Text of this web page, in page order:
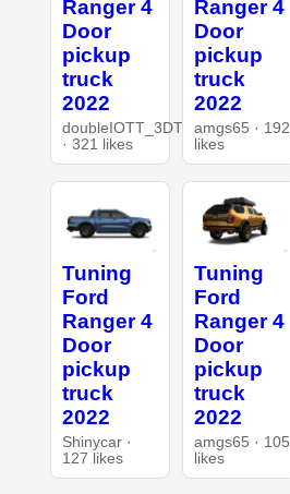
Ranger 4
Door
pickup
truck
2022
doubleIOTT_3DT
· 321 likes
Ranger 4
Door
pickup
truck
2022
amgs65 · 192
likes
Tuning
Ford
Ranger 4
Door
pickup
truck
2022
Shinycar ·
127 likes
Tuning
Ford
Ranger 4
Door
pickup
truck
2022
amgs65 · 105
likes